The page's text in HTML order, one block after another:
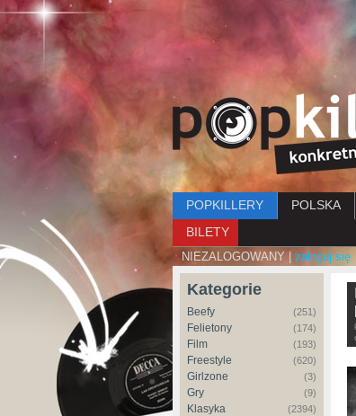
Menu główne
POPKILLERY POLSKA
BILETY
NIEZALOGOWANY | zaloguj się
Kategorie
Beefy (251)
Felietony (174)
Film (193)
Freestyle (620)
Girlzone (3)
Gry (9)
Klasyka (2394)